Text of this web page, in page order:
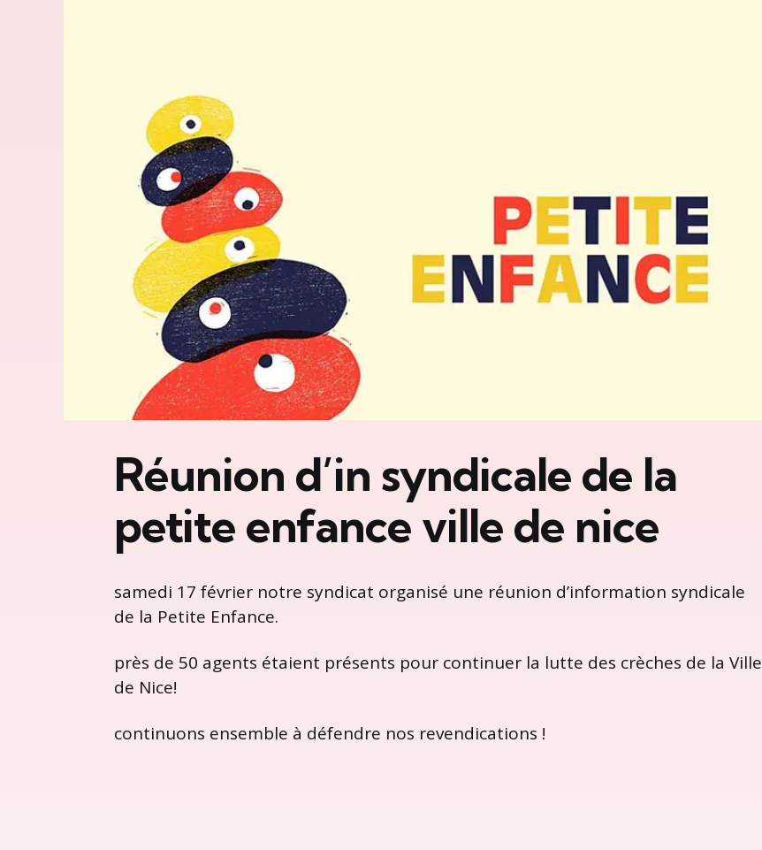
Réunion d’in syndicale de la
petite enfance ville de nice
samedi 17 février notre syndicat organisé une réunion d’information syndicale
de la Petite Enfance.
près de 50 agents étaient présents pour continuer la lutte des crèches de la Ville
de Nice!
continuons ensemble à défendre nos revendications !